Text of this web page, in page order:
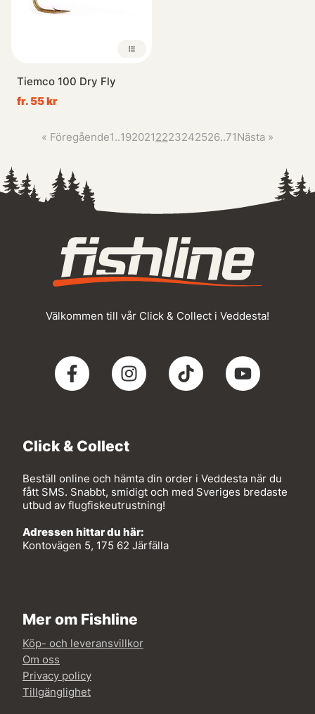
Tiemco 100 Dry Fly
fr. 55 kr
« Föregående1..1920212223242526..71Nästa »
Välkommen till vår Click & Collect i Veddesta!
Click & Collect
Beställ online och hämta din order i Veddesta när du
fått SMS. Snabbt, smidigt och med Sveriges bredaste
utbud av flugfiskeutrustning!
Adressen hittar du här:
Kontovägen 5, 175 62 Järfälla
Mer om Fishline
Köp- och leveransvillkor
Om oss
Privacy policy
Tillgänglighet